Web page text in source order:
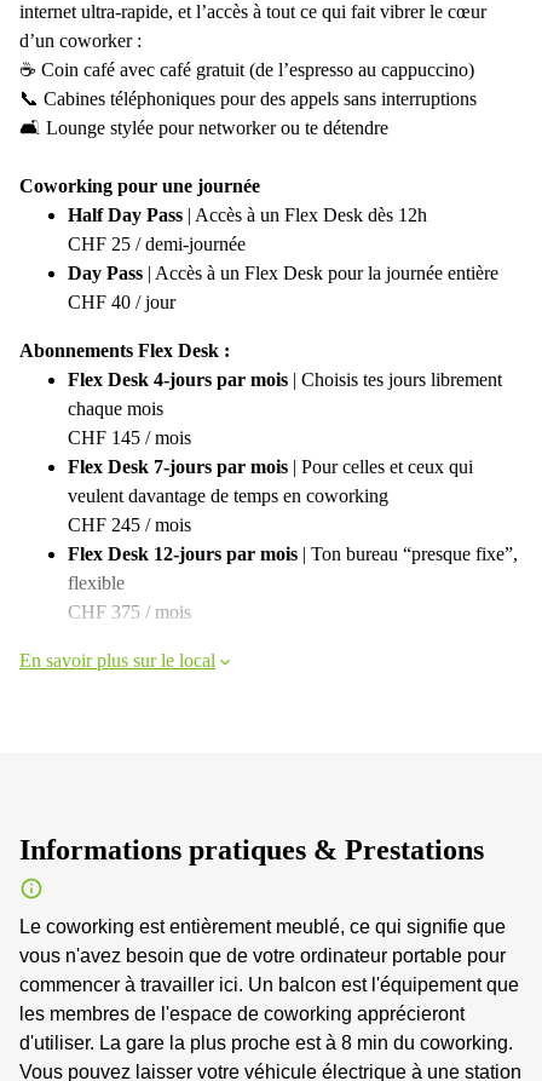
internet ultra‑rapide, et l’accès à tout ce qui fait vibrer le cœur
d’un coworker :
☕ Coin café avec café gratuit (de l’espresso au cappuccino)
📞 Cabines téléphoniques pour des appels sans interruptions
🛋️ Lounge stylée pour networker ou te détendre
Coworking pour une journée
Half Day Pass | Accès à un Flex Desk dès 12h
CHF 25 / demi‑journée
Day Pass | Accès à un Flex Desk pour la journée entière
CHF 40 / jour
Abonnements Flex Desk :
Flex Desk 4‑jours par mois | Choisis tes jours librement
chaque mois
CHF 145 / mois
Flex Desk 7‑jours par mois | Pour celles et ceux qui
veulent davantage de temps en coworking
CHF 245 / mois
Flex Desk 12‑jours par mois | Ton bureau “presque fixe”,
flexible
CHF 375 / mois
En savoir plus sur le local
Informations pratiques & Prestations
Le coworking est entièrement meublé, ce qui signifie que
vous n'avez besoin que de votre ordinateur portable pour
commencer à travailler ici. Un balcon est l'équipement que
les membres de l'espace de coworking apprécieront
d'utiliser. La gare la plus proche est à 8 min du coworking.
Vous pouvez laisser votre véhicule électrique à une station